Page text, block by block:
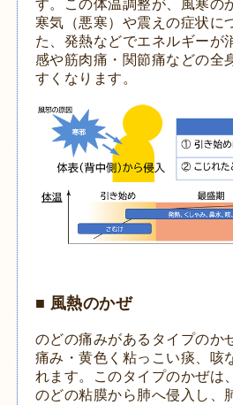
す。この体温調整が、風寒の
寒気（悪寒）や震えの症状に
た、発熱などでエネルギーが
感や筋肉痛・関節痛などの全
すくなります。
■ 風熱のかぜ
のどの痛みがあるタイプのか
痛み・黄色く粘っこい痰、咳
れます。このタイプのかぜは
のどの粘膜から肺へ侵入し、